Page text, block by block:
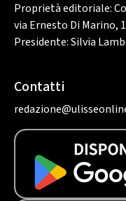
Proprietà editoriale:
via Ernesto Di Marino,
Presidente: Silvia
Contatti